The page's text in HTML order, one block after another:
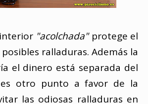
"acolchada"protege el
ralladuras. Además la
el dinero está separada del
otro punto a favor de la
las odiosas ralladuras en